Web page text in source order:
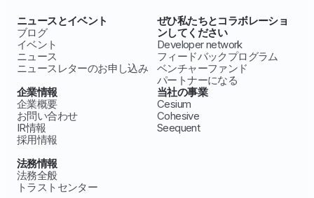
ニュースとイベント
ブログ
イベント
ニュース
ニュースレターのお申し込み
ぜひ私たちとコラボレーショ
ンしてください
Developer network
フィードバックプログラム
ベンチャーファンド
パートナーになる
企業情報
企業概要
お問い合わせ
IR情報
採用情報
当社の事業
Cesium
Cohesive
Seequent
法務情報
法務全般
トラストセンター